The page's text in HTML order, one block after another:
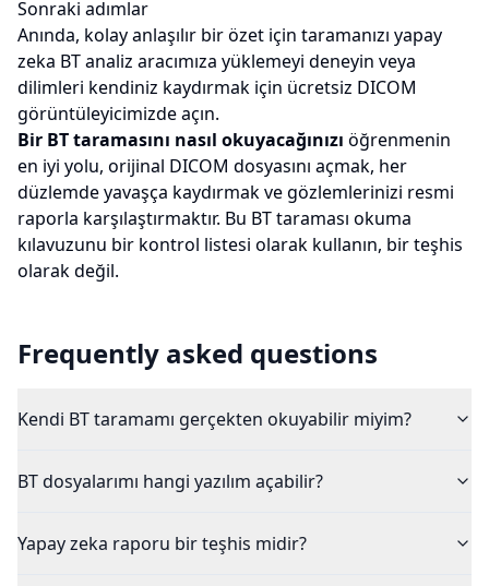
Sonraki adımlar
Anında, kolay anlaşılır bir özet için taramanızı yapay
zeka BT analiz aracımıza yüklemeyi deneyin veya
dilimleri kendiniz kaydırmak için ücretsiz DICOM
görüntüleyicimizdeaçın.
Bir BT taramasını nasıl okuyacağınızı öğrenmenin
en iyi yolu, orijinal DICOM dosyasını açmak, her
düzlemde yavaşça kaydırmak ve gözlemlerinizi resmi
raporla karşılaştırmaktır. Bu BT taraması okuma
kılavuzunu bir kontrol listesi olarak kullanın, bir teşhis
olarak değil.
Frequently asked questions
Kendi BT taramamı gerçekten okuyabilir miyim?
BT dosyalarımı hangi yazılım açabilir?
Yapay zeka raporu bir teşhis midir?